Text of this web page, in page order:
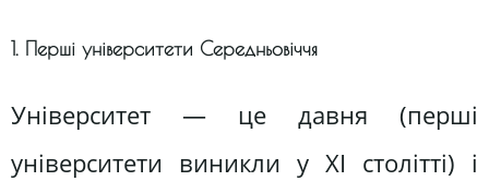
1. Перші університети Середньовіччя
Університет — це давня (перші
університети виникли у XI столітті) і